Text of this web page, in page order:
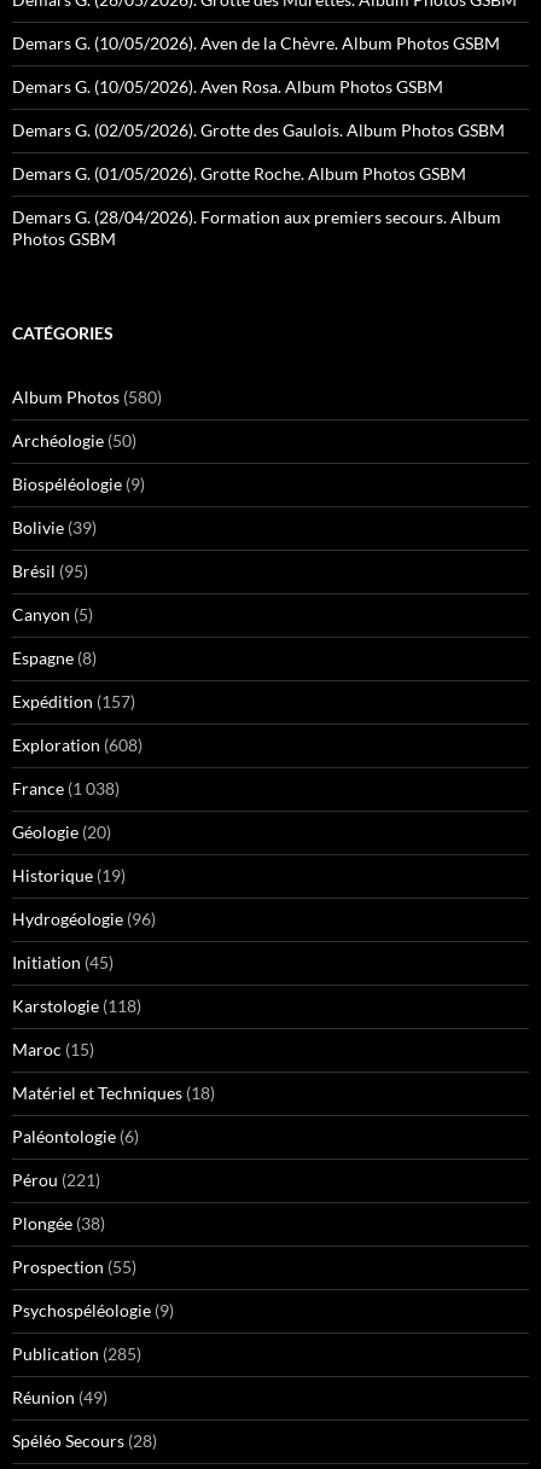
Demars G. (10/05/2026). Aven de la Chèvre. Album Photos GSBM
Demars G. (10/05/2026). Aven Rosa. Album Photos GSBM
Demars G. (02/05/2026). Grotte des Gaulois. Album Photos GSBM
Demars G. (01/05/2026). Grotte Roche. Album Photos GSBM
Demars G. (28/04/2026). Formation aux premiers secours. Album
Photos GSBM
CATÉGORIES
Album Photos (580)
Archéologie (50)
Biospéléologie (9)
Bolivie (39)
Brésil (95)
Canyon (5)
Espagne (8)
Expédition (157)
Exploration (608)
France (1 038)
Géologie (20)
Historique (19)
Hydrogéologie (96)
Initiation (45)
Karstologie (118)
Maroc (15)
Matériel et Techniques (18)
Paléontologie (6)
Pérou (221)
Plongée (38)
Prospection (55)
Psychospéléologie (9)
Publication (285)
Réunion (49)
Spéléo Secours (28)